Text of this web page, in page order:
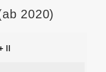
2020)
II